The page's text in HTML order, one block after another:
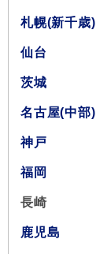
札幌(新千歳)
仙台
茨城
名古屋(中部)
神戸
福岡
長崎
鹿児島